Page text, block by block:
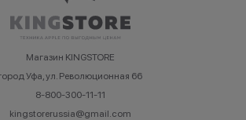
Магазин KINGSTORE
Уфа, ул. Революционная 66
8-800-300-11-11
kingstorerussia@gmail.com